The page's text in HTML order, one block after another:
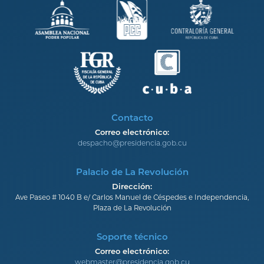
Contacto
Correo electrónico:
despacho@presidencia.gob.cu
Palacio de La Revolución
Dirección:
Ave Paseo # 1040 B e/ Carlos Manuel de Céspedes e Independencia,
Plaza de La Revolución
Soporte técnico
Correo electrónico:
webmaster@presidencia.gob.cu